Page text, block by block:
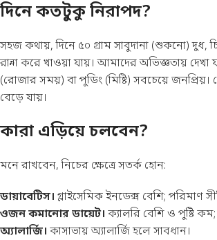
দিনে কতটুকু নিরাপদ?
সহজ কথায়, দিনে ৫০ গ্রাম সাবুদানা (শুকনো) দুধ,
রান্না করে খাওয়া যায়। আমাদের অভিজ্ঞতায় দেখা
(রোজার সময়) বা পুডিং (মিষ্টি) সবচেয়ে জনপ্রিয়।
বেড়ে যায়।
কারা এড়িয়ে চলবেন?
মনে রাখবেন, নিচের ক্ষেত্রে সতর্ক হোন:
ডায়াবেটিস। গ্লাইসেমিক ইনডেক্স বেশি; পরিমাণ
ওজন কমানোর ডায়েট। ক্যালরি বেশি ও পুষ্টি কম;
অ্যালার্জি। কাসাভায় অ্যালার্জি হলে সাবধান।